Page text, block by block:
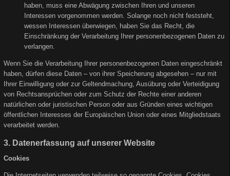
haben, muss eine Abwägung zwischen Ihren und unseren
Interessen vorgenommen werden. Solange noch nicht feststeht,
wessen Interessen überwiegen, haben Sie das Recht, die
Einschränkung der Verarbeitung Ihrer personenbezogenen Daten zu
verlangen.
Wenn Sie die Verarbeitung Ihrer personenbezogenen Daten eingeschränkt
haben, dürfen diese Daten – von ihrer Speicherung abgesehen – nur mit
Ihrer Einwilligung oder zur Geltendmachung, Ausübung oder Verteidigung
von Rechtsansprüchen oder zum Schutz der Rechte einer anderen
natürlichen oder juristischen Person oder aus Gründen eines wichtigen
öffentlichen Interesses der Europäischen Union oder eines Mitgliedstaats
verarbeitet werden.
3. Datenerfassung auf unserer Website
Cookies